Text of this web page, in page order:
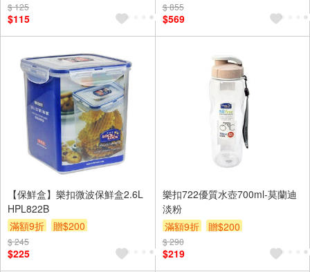
$ 125
$115
$ 855
$569
【保鮮盒】樂扣微波保鮮盒2.6L
HPL822B
滿額9折
贈$200
$ 245
$225
樂扣722優質水壺700ml-莫蘭迪
淡粉
滿額9折
贈$200
$ 290
$219